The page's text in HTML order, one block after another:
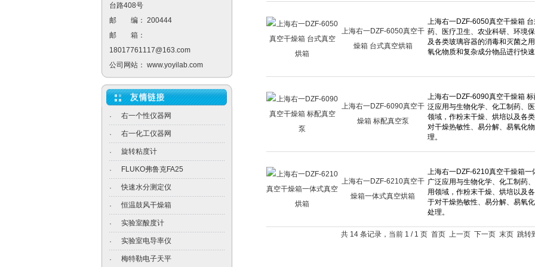
台路408号
邮 编： 200444
邮 箱：
18017761117@163.com
公司网站： www.yoyilab.com
· 右一个性仪器网
· 右一化工仪器网
· 旋转粘度计
· FLUKO弗鲁克FA25
· 快速水分测定仪
· 恒温鼓风干燥箱
· 实验室酸度计
· 实验室电导率仪
· 梅特勒电子天平
上海右一DZF-6050真空干
燥箱 台式真空烘箱
上海右一DZF-6090真空干
燥箱 标配真空泵
上海右一DZF-6210真空干
燥箱一体式真空烘箱
共 14 条记录，当前 1 / 1 页 首页 上一页 下一页 末页 跳转